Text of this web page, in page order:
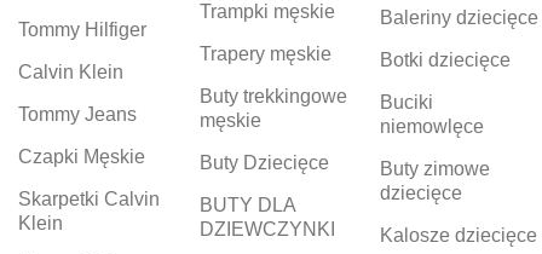
Tommy Hilfiger
Calvin Klein
Tommy Jeans
Czapki Męskie
Skarpetki Calvin
Klein
Trampki męskie
Trapery męskie
Buty trekkingowe
męskie
Buty Dziecięce
BUTY DLA
DZIEWCZYNKI
Baleriny dziecięce
Botki dziecięce
Buciki
niemowlęce
Buty zimowe
dziecięce
Kalosze dziecięce